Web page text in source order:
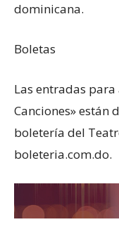
dominicana.
Boletas
Las entradas
Canciones» están
boletería del
boleteria.com.do.